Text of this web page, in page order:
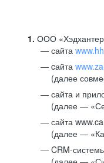
1. ООО
сайта
cайта
(далее
сайта и
(далее —
сайта
(далее —
CRM-